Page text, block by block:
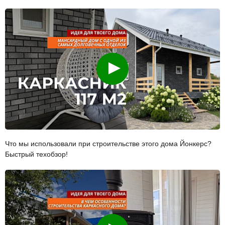
Смотреть
Что мы использовали при строительстве этого дома Йонкерс?
Быстрый техобзор!
Смотреть